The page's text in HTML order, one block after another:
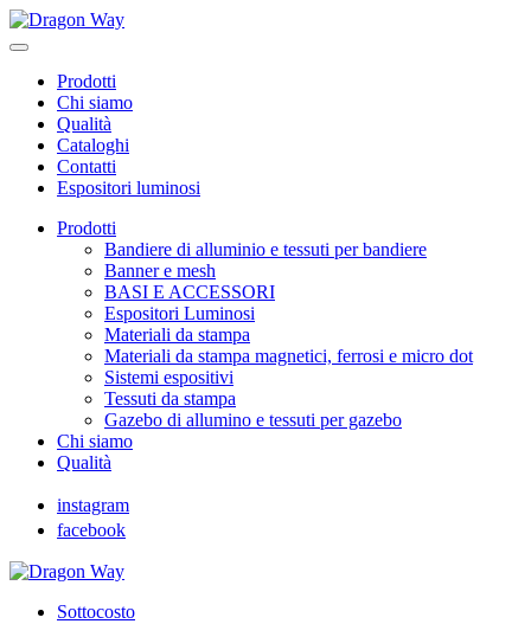
Prodotti
Chi siamo
Qualità
Cataloghi
Contatti
Espositori luminosi
Prodotti
Bandiere di alluminio e tessuti per bandiere
Banner e mesh
BASI E ACCESSORI
Espositori Luminosi
Materiali da stampa
Materiali da stampa magnetici, ferrosi e micro dot
Sistemi espositivi
Tessuti da stampa
Gazebo di allumino e tessuti per gazebo
Chi siamo
Qualità
instagram
facebook
Sottocosto